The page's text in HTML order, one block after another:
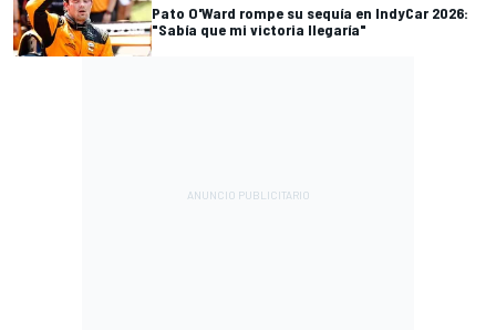
Pato O'Ward rompe su sequía en IndyCar 2026:
"Sabía que mi victoria llegaría"